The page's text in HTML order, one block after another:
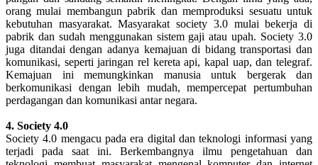
orang mulai membangun pabrik dan memproduksi sesuatu untuk
kebutuhan masyarakat. Masyarakat society 3.0 mulai bekerja di
pabrik dan sudah menggunakan sistem gaji atau upah. Society 3.0
juga ditandai dengan adanya kemajuan di bidang transportasi dan
komunikasi, seperti jaringan rel kereta api, kapal uap, dan telegraf.
Kemajuan ini memungkinkan manusia untuk bergerak dan
berkomunikasi dengan lebih mudah, mempercepat pertumbuhan
perdagangan dan komunikasi antar negara.
4. Society 4.0
Society 4.0 mengacu pada era digital dan teknologi informasi yang
terjadi pada saat ini. Berkembangnya ilmu pengetahuan dan